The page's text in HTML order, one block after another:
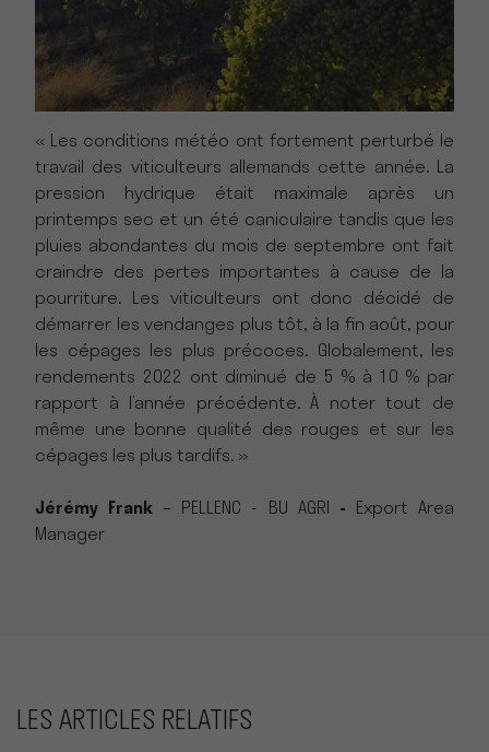
« Les conditions météo ont fortement perturbé le
travail des viticulteurs allemands cette année. La
pression hydrique était maximale après un
printemps sec et un été caniculaire tandis que les
pluies abondantes du mois de septembre ont fait
craindre des pertes importantes à cause de la
pourriture. Les viticulteurs ont donc décidé de
démarrer les vendanges plus tôt, à la fin août, pour
les cépages les plus précoces. Globalement, les
rendements 2022 ont diminué de 5 % à 10 % par
rapport à l’année précédente. À noter tout de
même une bonne qualité des rouges et sur les
cépages les plus tardifs. »
Jérémy Frank – PELLENC - BU AGRI -
Export Area
Manager
LES ARTICLES RELATIFS